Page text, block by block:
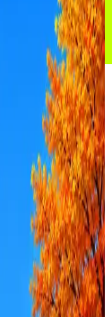
каналы
писем